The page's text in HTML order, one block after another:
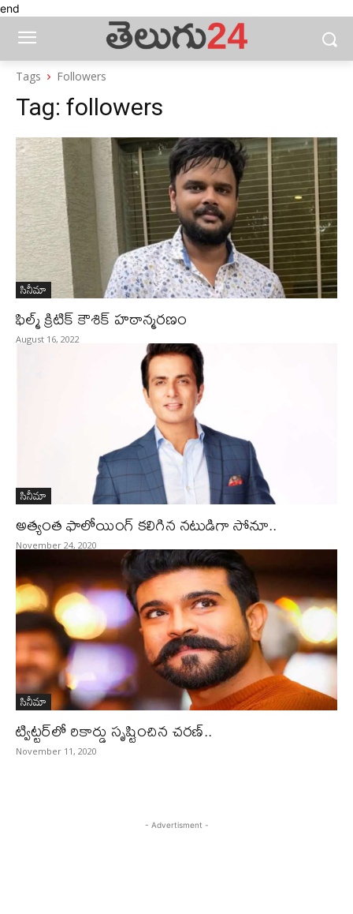
end
Tags Followers
Tag: followers
సినీమా
ఫిల్మ్ క్రిటిక్ కౌశిక్ హఠాన్మరణం
August 16, 2022
సినీమా
అత్యంత ఫాలోయింగ్‌ కలిగిన నటుడిగా సోనూ..
November 24, 2020
సినీమా
ట్విట్టర్‌లో రికార్డు సృష్టించిన చరణ్‌..
November 11, 2020
- Advertisment -